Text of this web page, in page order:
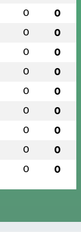
0 0
0 0
0 0
0 0
0 0
0 0
0 0
0 0
0 0